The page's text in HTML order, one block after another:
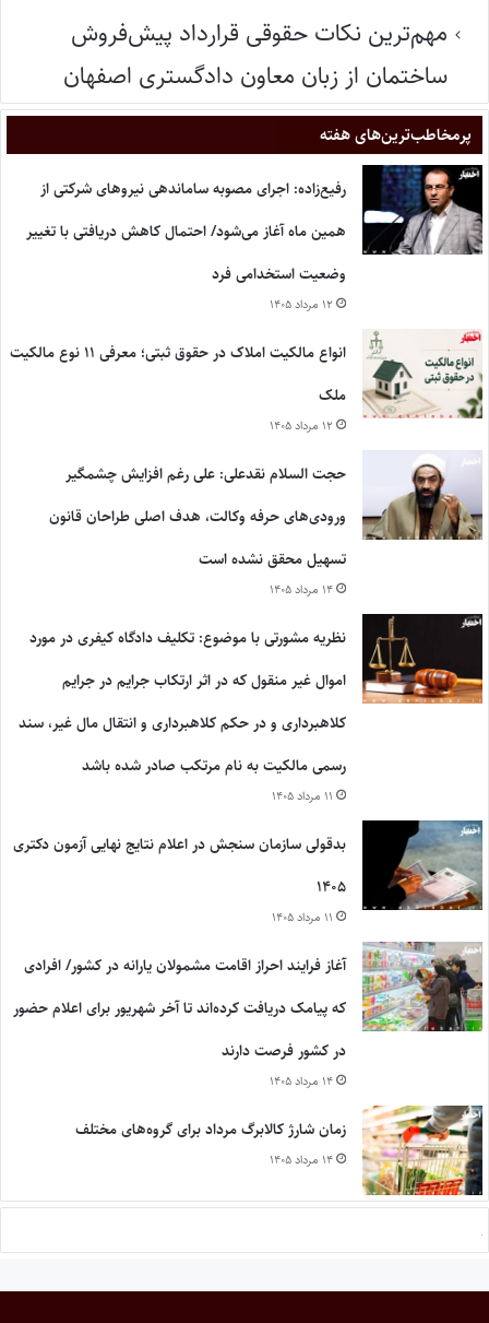
مهم‌ترین نکات حقوقی قرارداد پیش‌فروش
ساختمان از زبان معاون دادگستری اصفهان
پر‌مخاطب‌ترین‌های هفته
رفیع‌زاده: اجرای مصوبه ساماندهی نیروهای شرکتی از
همین ماه آغاز می‌شود/ احتمال کاهش دریافتی با تغییر
وضعیت استخدامی فرد
۱۲ مرداد ۱۴۰۵
انواع مالکیت املاک در حقوق ثبتی؛ معرفی ۱۱ نوع مالکیت
ملک
۱۲ مرداد ۱۴۰۵
حجت السلام نقدعلی: علی رغم افزایش چشمگیر
ورودی‌های حرفه وکالت، هدف اصلی طراحان قانون
تسهیل محقق نشده است
۱۴ مرداد ۱۴۰۵
نظریه مشورتی با موضوع: تکلیف دادگاه کیفری در مورد
اموال غیر منقول که در اثر ارتکاب جرایم در جرایم
کلاهبرداری و در حکم کلاهبرداری و انتقال مال غیر، سند
رسمی مالکیت به نام مرتکب صادر شده باشد
۱۱ مرداد ۱۴۰۵
بدقولی سازمان سنجش در اعلام نتایج نهایی آزمون دکتری
۱۴۰۵
۱۱ مرداد ۱۴۰۵
آغاز فرایند احراز اقامت مشمولان یارانه در کشور/ افرادی
که پیامک دریافت کرده‌اند تا آخر شهریور برای اعلام حضور
در کشور فرصت دارند
۱۴ مرداد ۱۴۰۵
زمان شارژ کالابرگ مرداد برای گروه‌های مختلف
۱۴ مرداد ۱۴۰۵